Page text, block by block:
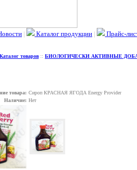
| Каталог продукции | Прайс-
Каталог товаров :: БИОЛОГИЧЕСКИ АКТИВНЫЕ
товара: Сироп КРАСНАЯ ЯГОДА Energy Provider
Наличие: Нет